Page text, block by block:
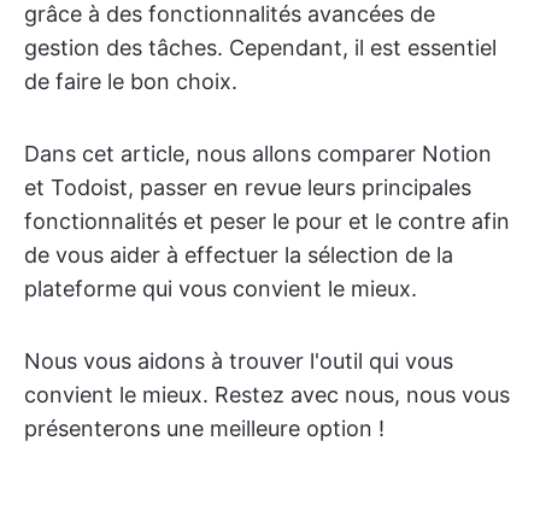
grâce à des fonctionnalités avancées de
gestion des tâches. Cependant, il est essentiel
de faire le bon choix.
Dans cet article, nous allons comparer Notion
et Todoist, passer en revue leurs principales
fonctionnalités et peser le pour et le contre afin
de vous aider à effectuer la sélection de la
plateforme qui vous convient le mieux.
Nous vous aidons à trouver l'outil qui vous
convient le mieux. Restez avec nous, nous vous
présenterons une meilleure option !